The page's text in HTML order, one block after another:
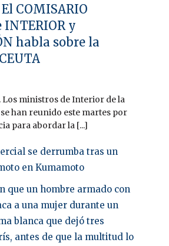
COMISARIO
INTERIOR y
habla sobre la
Los ministros de Interior de la
han reunido este martes por
para abordar la [...]
se derrumba tras un
en Kumamoto
que un hombre armado con
a una mujer durante un
blanca que dejó tres
antes de que la multitud lo